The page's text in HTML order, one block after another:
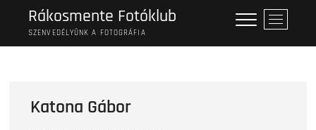
content
Rákosmente Fotóklub
SZENVEDÉLYÜNK A FOTOGRÁFIA
M
e
n
Katona Gábor